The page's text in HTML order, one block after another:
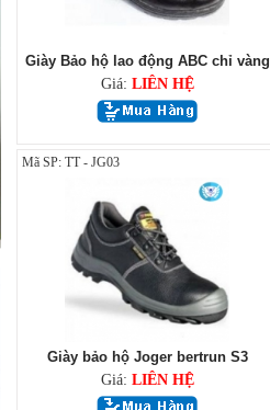
Giày Bảo hộ lao động ABC chỉ vàng
Giá: LIÊN HỆ
Mã SP: TT - JG03
Giày bảo hộ Joger bertrun S3
Giá: LIÊN HỆ